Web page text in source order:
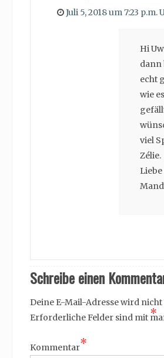
Juli 5, 2018 um 7:23 p.m.
Hi
dann
echt
wie
viel
Zélie.
Schreibe einen
Deine E-Mail-Adresse wird
Erforderliche Felder sind mit *
Kommentar*